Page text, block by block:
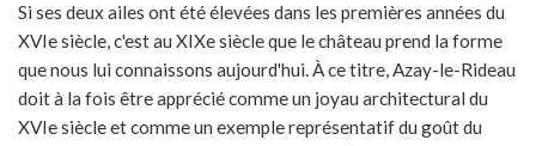
Si ses deux ailes ont été élevées dans les premières années du
XVIe siècle, c'est au XIXe siècle que le château prend la forme
que nous lui connaissons aujourd'hui. À ce titre, Azay-le-Rideau
doit à la fois être apprécié comme un joyau architectural du
XVIe siècle et comme un exemple représentatif du goût du